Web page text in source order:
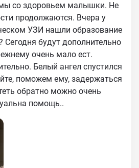
со здоровьем малышки. Не
продолжаются. Вчера у
УЗИ нашли образование
Сегодня будут дополнительно
очень мало ест.
Белый ангел спустился
поможем ему, задержаться
обратно можно очень
помощь..